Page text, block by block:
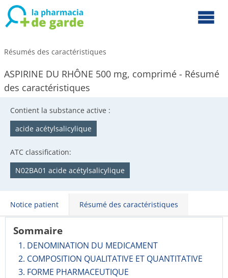
Résumés des caractéristiques
ASPIRINE DU RHÔNE 500 mg, comprimé - Résumé
des caractéristiques
Contient la substance active :
acide acétylsalicylique
ATC classification:
N02BA01 acide acétylsalicylique
Notice patient Résumé des caractéristiques
Sommaire
1. DENOMINATION DU MEDICAMENT
2. COMPOSITION QUALITATIVE ET QUANTITATIVE
3. FORME PHARMACEUTIQUE